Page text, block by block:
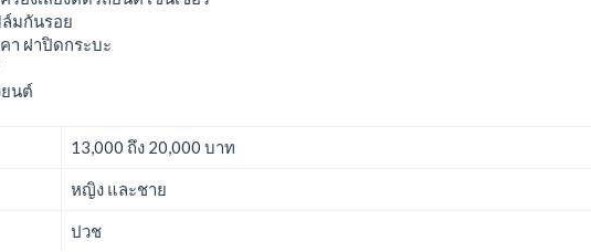
มกันรอย
า ฝาปิดกระบะ
ยนต์
13,000 ถึง 20,000 บาท
หญิง และชาย
ปวช